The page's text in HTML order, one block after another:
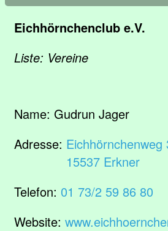
Eichhörnchenclub e.V.
Liste: Vereine
Name: Gudrun Jager
Adresse: Eichhörnchenweg
15537 Erkner
Telefon: 01 73/2 59 86 80
Website: